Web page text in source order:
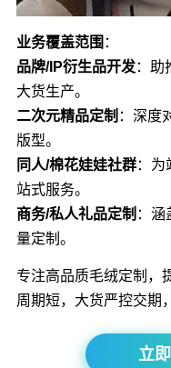
业务覆盖范围 ：
品牌/IP衍生品开发：助
大货生产。
二次元精品定制 ：深度
版型。
同人/棉花娃娃社群：为
站式服务。
商务/私人礼品定制 ：涵
量定制。
专注高品质毛绒定制，
周期短，大货严控交期
立